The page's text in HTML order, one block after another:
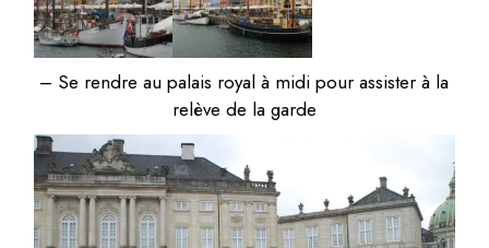
– Se rendre au palais royal à midi pour assister à la
relève de la garde